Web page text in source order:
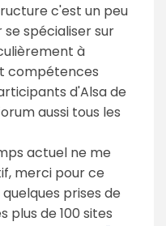
c'est un peu
spécialiser sur
à
compétences
d'Alsa de
aussi tous les
actuel ne me
merci pour ce
prises de
plus de 100 sites